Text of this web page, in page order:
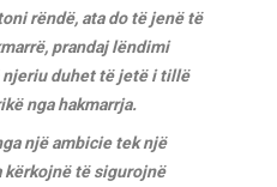
rëndë, ata do të jenë të
prandaj lëndimi
njeriu duhet të jetë i tillë
nga hakmarrja.
një ambicie tek një
kërkojnë të sigurojnë